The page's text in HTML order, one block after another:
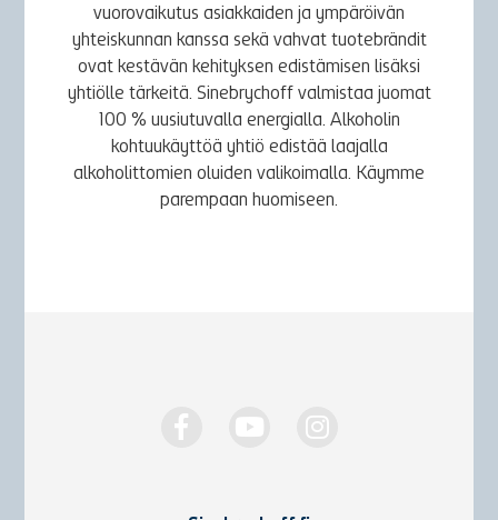
vuorovaikutus asiakkaiden ja ympäröivän
yhteiskunnan kanssa sekä vahvat tuotebrändit
ovat kestävän kehityksen edistämisen lisäksi
yhtiölle tärkeitä. Sinebrychoff valmistaa juomat
100 % uusiutuvalla energialla. Alkoholin
kohtuukäyttöä yhtiö edistää laajalla
alkoholittomien oluiden valikoimalla. Käymme
parempaan huomiseen.